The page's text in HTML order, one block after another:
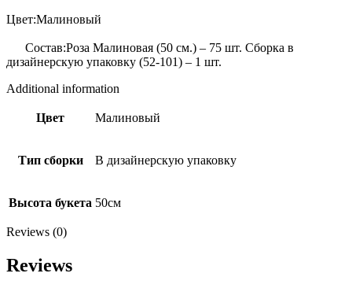
Цвет:Малиновый
Состав:Роза Малиновая (50 см.) – 75 шт. Сборка в
дизайнерскую упаковку (52-101) – 1 шт.
Additional information
Цвет Малиновый
Тип сборки В дизайнерскую упаковку
Высота букета 50см
Reviews (0)
Reviews